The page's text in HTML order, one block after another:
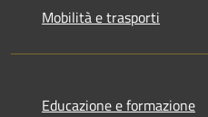
Mobilità e trasporti
Educazione e formazione